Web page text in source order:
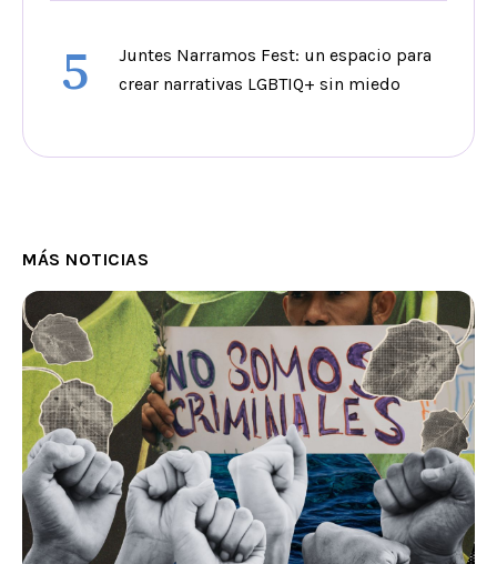
5
Juntes Narramos Fest: un espacio para
crear narrativas LGBTIQ+ sin miedo
MÁS NOTICIAS